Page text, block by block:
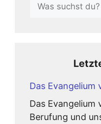
Das Evangelium
Das Evangelium
Berufung und